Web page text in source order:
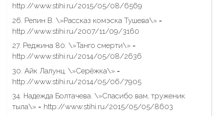
http://www.stihi.ru/2015/05/08/6569
26. Репин В. \»Рассказ комэска Тушева\» =
http://www.stihi.ru/2007/11/09/3160
27. Реджина 80. \»Танго смерти\» =
http://www.stihi.ru/2014/05/08/2636
30. Айк Лалунц. \»Серёжка\» =
http://www.stihi.ru/2014/05/06/7905
34. Надежда Болтачева. \»Спасибо вам, труженик
тыла\» = http://www.stihi.ru/2015/05/05/8603